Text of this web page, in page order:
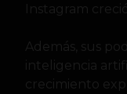
Instagram
Además, sus
inteligencia
crecimiento